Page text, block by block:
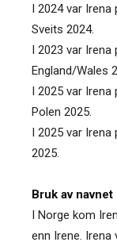
I 2024 var Irena
Sveits 2024.
I 2023 var Irena
England/Wales
I 2025 var Irena
Polen 2025.
I 2025 var
2025.
Bruk av
I Norge kom
enn Irene.